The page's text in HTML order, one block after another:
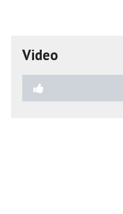
Video